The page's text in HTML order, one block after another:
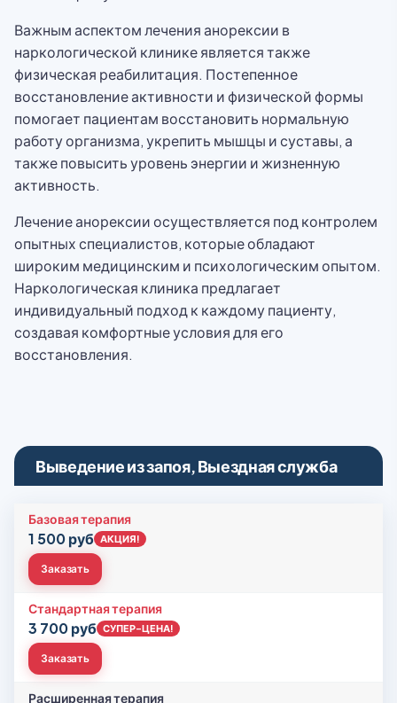
Важным аспектом лечения анорексии в
наркологической клинике является также
физическая реабилитация. Постепенное
восстановление активности и физической формы
помогает пациентам восстановить нормальную
работу организма, укрепить мышцы и суставы, а
также повысить уровень энергии и жизненную
активность.
Лечение анорексии осуществляется под контролем
опытных специалистов, которые обладают
широким медицинским и психологическим опытом.
Наркологическая клиника предлагает
индивидуальный подход к каждому пациенту,
создавая комфортные условия для его
восстановления.
Выведение из запоя, Выездная служба
Базовая терапия
1 500 руб АКЦИЯ!
Заказать
Стандартная терапия
3 700 руб СУПЕР-ЦЕНА!
Заказать
Расширенная терапия